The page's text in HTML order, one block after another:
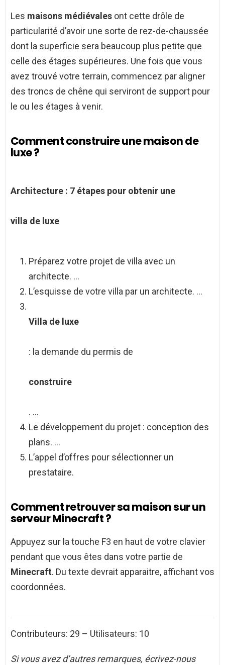
Les maisons médiévales ont cette drôle de
particularité d’avoir une sorte de rez-de-chaussée
dont la superficie sera beaucoup plus petite que
celle des étages supérieures. Une fois que vous
avez trouvé votre terrain, commencez par aligner
des troncs de chêne qui serviront de support pour
le ou les étages à venir.
Comment construire une maison de
luxe ?
Architecture : 7 étapes pour obtenir une
villa de luxe
Préparez votre projet de villa avec un
architecte. …
L’esquisse de votre villa par un architecte. …
Villa de luxe
: la demande du permis de
construire
. …
Le développement du projet : conception des
plans. …
L’appel d’offres pour sélectionner un
prestataire.
Comment retrouver sa maison sur un
serveur Minecraft ?
Appuyez sur la touche F3 en haut de votre clavier
pendant que vous êtes dans votre partie de
Minecraft. Du texte devrait apparaitre, affichant vos
coordonnées.
Contributeurs: 29 – Utilisateurs: 10
Si vous avez d’autres remarques, écrivez-nous